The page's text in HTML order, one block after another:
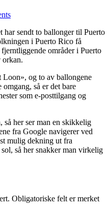
har sendt to ballonger til Puerto
i Puerto Rico få
områder i Puerto
orkan.
Loon», og to av ballongene
så er det bare
som e-posttilgang og
så her ser man en skikkelig
fra Google navigerer ved
mulig dekning ut fra
så her snakker man virkelig
Obligatoriske felt er merket